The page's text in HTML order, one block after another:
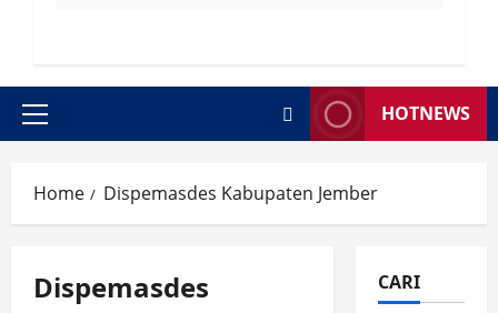
Primary
HOTNEWS
Home Dispemasdes Kabupaten Jember
Dispemasdes
CARI